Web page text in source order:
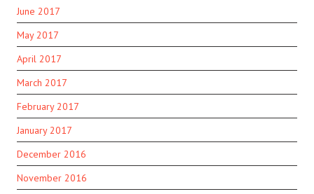
June 2017
May 2017
April 2017
March 2017
February 2017
January 2017
December 2016
November 2016